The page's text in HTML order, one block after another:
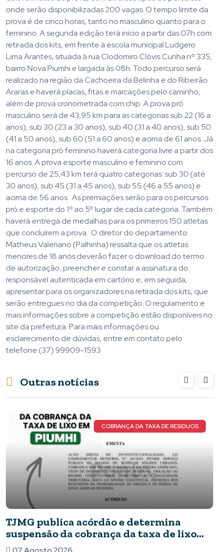
onde serão disponibilizadas 200 vagas. O tempo limite da
prova é de cinco horas, tanto no masculino quanto para o
feminino. A segunda edição terá início a partir das 07h com
retirada dos kits, em frente à escola municipal Ludgero
Lima Arantes, situada à rua Clodomiro Clóvis Cunha nº 335,
bairro Nova Piumhi e largada às 08h. Todo percurso será
realizado na região da Cachoeira da Belinha e do Ribeirão
Araras e haverá placas, fitas e marcações pelo caminho,
além de prova cronometrada com chip. A prova pró
masculino será de 43,95 km para as categorias sub 22 (16 a
anos), sub 30 (23 a 30 anos), sub 40 (31 a 40 anos), sub 50
(41 a 50 anos), sub 60 (51 a 60 anos) e acima de 61 anos. Já
na categoria pró feminino haverá categoria livre a partir dos
16 anos. A prova esporte masculino e feminino com
percurso de 25,43 km terá quatro categorias: sub 30 (até
30 anos), sub 45 (31 a 45 anos), sub 55 (46 a 55 anos) e
acima de 56 anos. As premiações serão para os percursos
pró e esporte do 1º ao 5º lugar de cada categoria. Também
haverá entrega de medalhas para os primeiros 150 atletas
que concluírem a prova. O diretor do departamento
Matheus Valeriano (Palhinha) ressalta que os atletas
menores de 18 anos deverão fazer o download do termo
de autorização, preencher e constar a assinatura do
responsável autenticada em cartório e, em seguida,
apresentar para os organizadores na retirada dos kits, que
serão entregues no dia da competição. O regulamento e
mais informações sobre a competição estão disponíveis no
site da prefeitura. Para mais informações ou
esclarecimento de dúvidas, entre em contato pelo
telefone (37) 99909-1593
Outras notícias
NOVOS DETALHES DO CASO
Novos detalhes do caso: cães resgatados
apresentavam ferimentos e comida com
barata